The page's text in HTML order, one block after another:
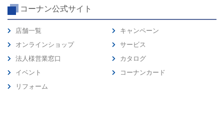
コーナン公式サイト
店舗一覧
オンラインショップ
法人様営業窓口
イベント
リフォーム
キャンペーン
サービス
カタログ
コーナンカード